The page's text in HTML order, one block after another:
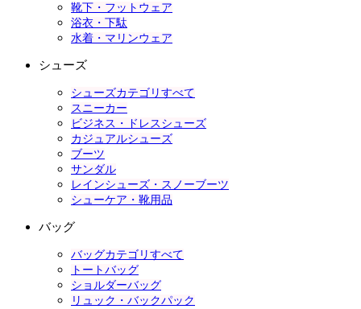
靴下・フットウェア
浴衣・下駄
水着・マリンウェア
シューズ
シューズカテゴリすべて
スニーカー
ビジネス・ドレスシューズ
カジュアルシューズ
ブーツ
サンダル
レインシューズ・スノーブーツ
シューケア・靴用品
バッグ
バッグカテゴリすべて
トートバッグ
ショルダーバッグ
リュック・バックパック